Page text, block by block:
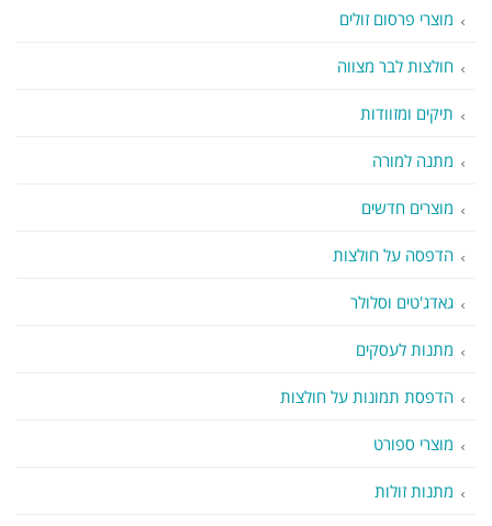
מוצרי פרסום זולים
חולצות לבר מצווה
תיקים ומזוודות
מתנה למורה
מוצרים חדשים
הדפסה על חולצות
גאדג'טים וסלולר
מתנות לעסקים
הדפסת תמונות על חולצות
מוצרי ספורט
מתנות זולות